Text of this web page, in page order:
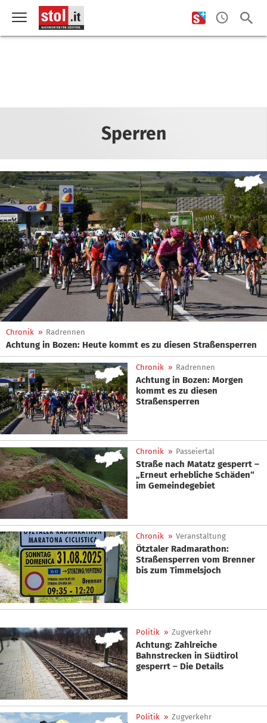
Sperren
Chronik » Radrennen
Achtung in Bozen: Heute kommt es zu diesen Straßensperren
Chronik » Radrennen
Achtung in Bozen: Morgen
kommt es zu diesen
Straßensperren
Chronik » Passeiertal
Straße nach Matatz gesperrt –
„Erneut erhebliche Schäden“
im Gemeindegebiet
Chronik » Veranstaltung
Ötztaler Radmarathon:
Straßensperren vom Brenner
bis zum Timmelsjoch
Politik » Zugverkehr
Achtung: Zahlreiche
Bahnstrecken in Südtirol
gesperrt – Die Details
Politik » Zugverkehr